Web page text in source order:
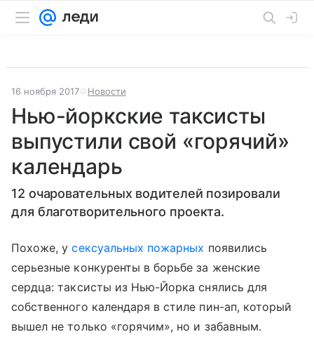
16 ноября 2017 Новости
Нью-йоркские таксисты
выпустили свой «горячий»
календарь
12 очаровательных водителей позировали
для благотворительного проекта.
Похоже, усексуальных пожарных появились
серьезные конкуренты в борьбе за женские
сердца: таксисты из Нью-Йорка снялись для
собственного календаря в стиле пин-ап, который
вышел не только «горячим», но и забавным.